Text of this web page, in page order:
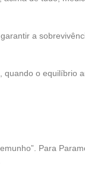
a
o equilíbrio
Para